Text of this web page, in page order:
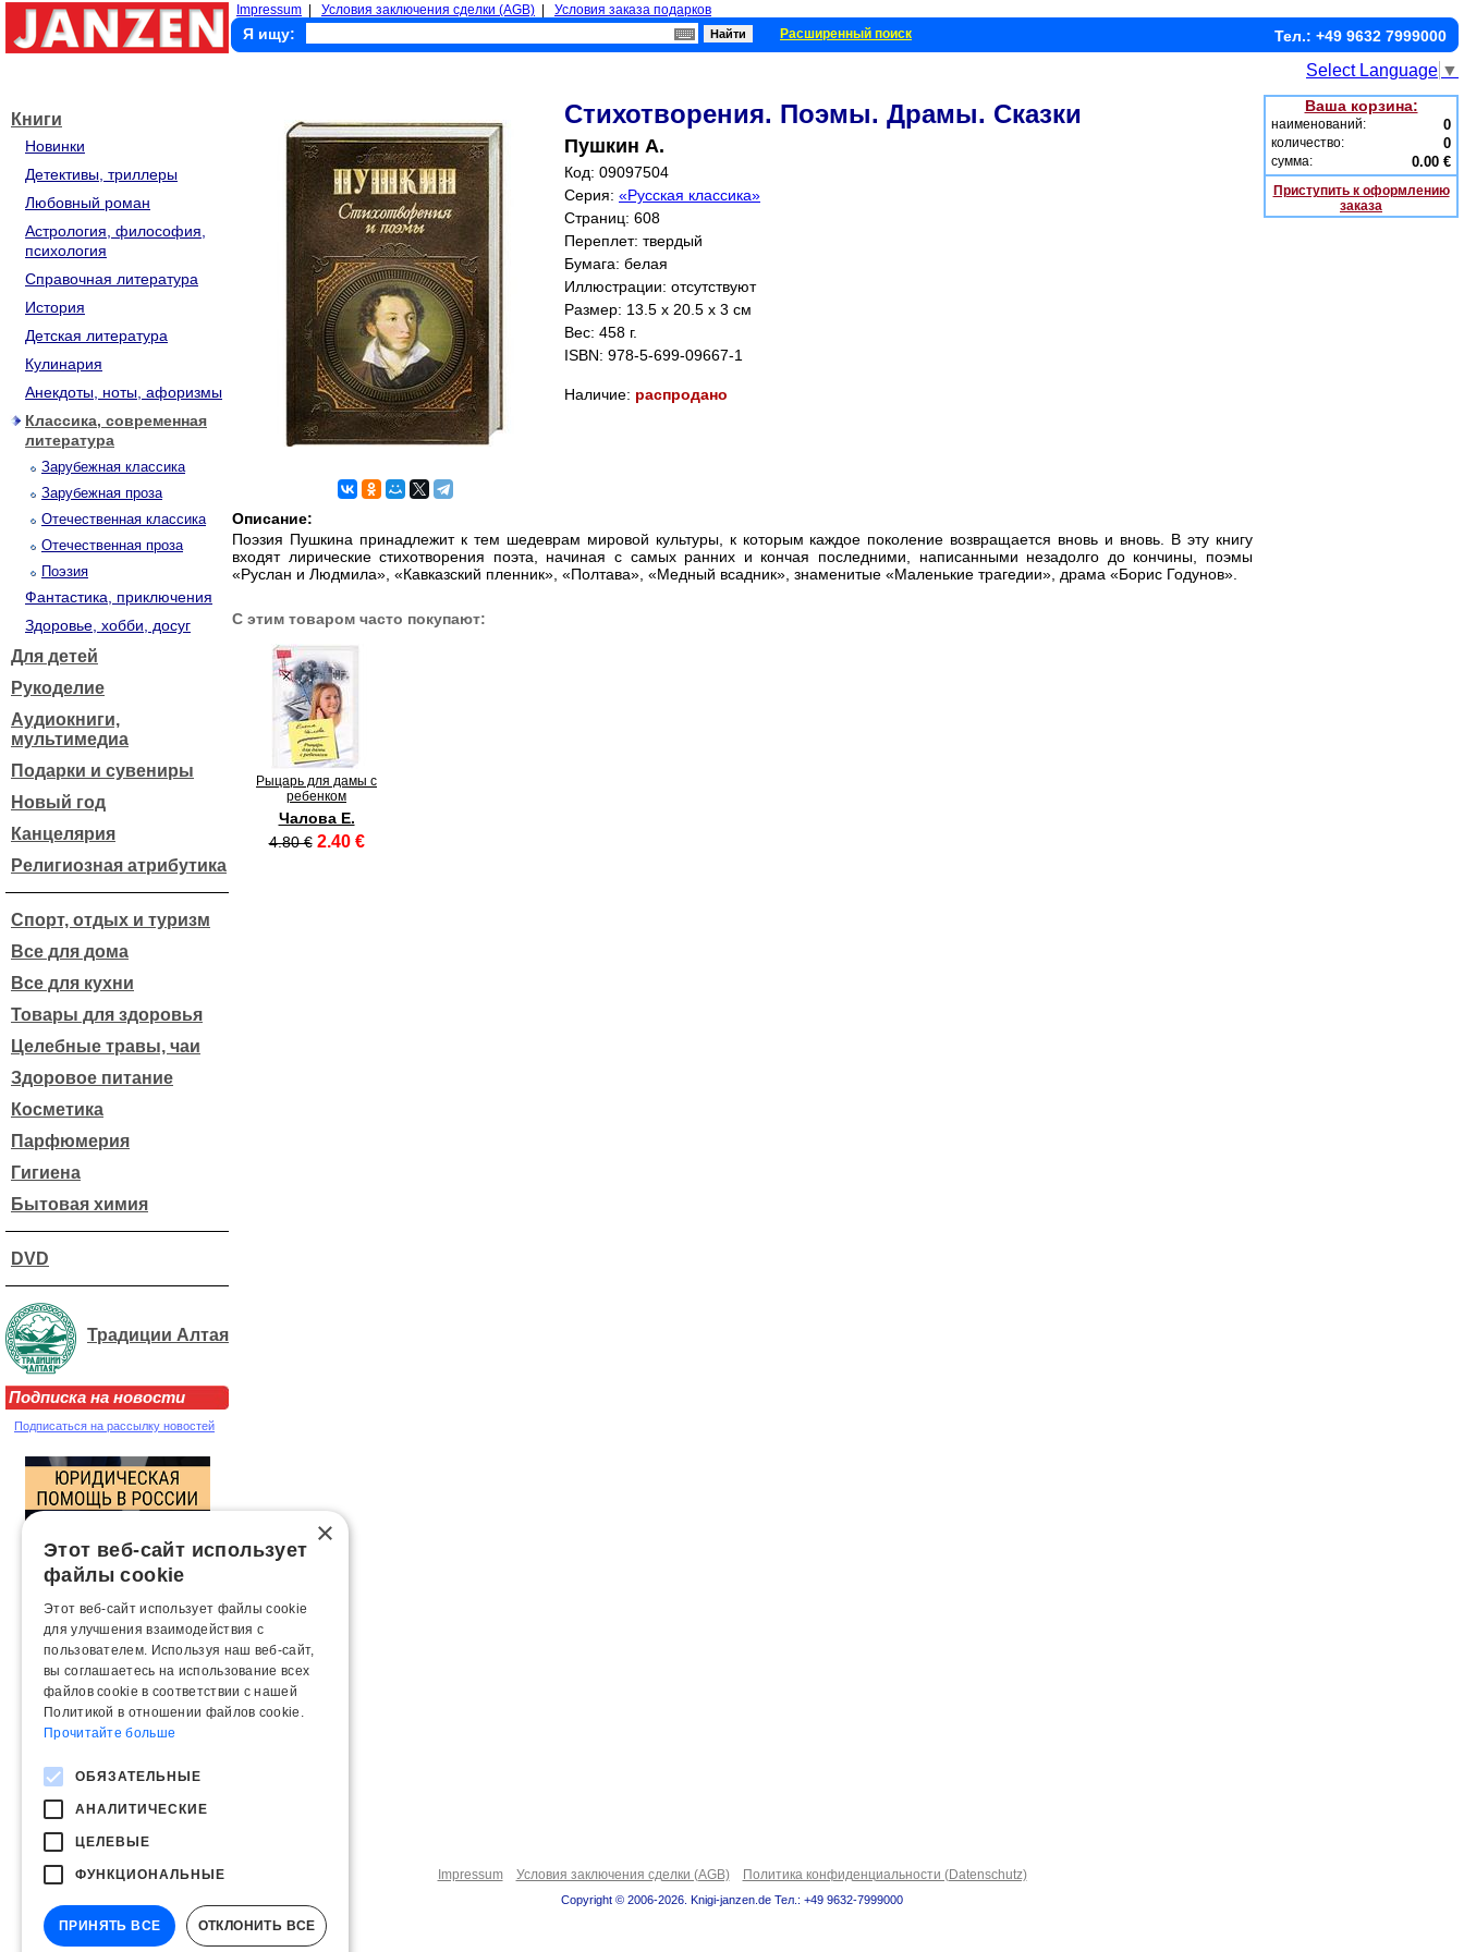
Impressum Условия заключения сделки (AGB) Условия заказа подарков
Я ищу: Расширенный поиск Тел.: +49 9632 7999000
Select Language ▼
Книги
Новинки
Детективы, триллеры
Любовный роман
Астрология, философия,
психология
Справочная литература
История
Детская литература
Кулинария
Анекдоты, ноты, афоризмы
Классика, современная
литература
Зарубежная классика
Зарубежная проза
Отечественная классика
Отечественная проза
Поэзия
Фантастика, приключения
Здоровье, хобби, досуг
Для детей
Рукоделие
Аудиокниги,
мультимедиа
Подарки и сувениры
Новый год
Канцелярия
Религиозная атрибутика
Спорт, отдых и туризм
Все для дома
Все для кухни
Товары для здоровья
Целебные травы, чаи
Здоровое питание
Косметика
Парфюмерия
Гигиена
Бытовая химия
DVD
Традиции Алтая
Подписка на новости
Подписаться на рассылку новостей
Стихотворения. Поэмы. Драмы. Сказки
Пушкин А.
Код: 09097504
Серия: «Русская классика»
Страниц: 608
Переплет: твердый
Бумага: белая
Иллюстрации: отсутствуют
Размер: 13.5 x 20.5 x 3 см
Вес: 458 г.
ISBN: 978-5-699-09667-1
Наличие: распродано
Описание:
Поэзия Пушкина принадлежит к тем шедеврам мировой культуры, к которым каждое поколение возвращается вновь и вновь. В эту книгу
входят лирические стихотворения поэта, начиная с самых ранних и кончая последними, написанными незадолго до кончины, поэмы
«Руслан и Людмила», «Кавказский пленник», «Полтава», «Медный всадник», знаменитые «Маленькие трагедии», драма «Борис Годунов».
С этим товаром часто покупают:
Рыцарь для дамы с
ребенком
Чалова Е.
4.80 € 2.40 €
Ваша корзина:
наименований: 0
количество: 0
сумма: 0.00 €
Приступить к оформлению
заказа
Impressum Условия заключения сделки (AGB) Политика конфиденциальности (Datenschutz)
Copyright © 2006-2026. Knigi-janzen.de Тел.: +49 9632-7999000
×
Этот веб-сайт использует
файлы cookie
Этот веб-сайт использует файлы cookie
для улучшения взаимодействия с
пользователем. Используя наш веб-сайт,
вы соглашаетесь на использование всех
файлов cookie в соответствии с нашей
Политикой в ​​отношении файлов cookie.
Прочитайте больше
ОБЯЗАТЕЛЬНЫЕ
АНАЛИТИЧЕСКИЕ
ЦЕЛЕВЫЕ
ФУНКЦИОНАЛЬНЫЕ
ПРИНЯТЬ ВСЕ ОТКЛОНИТЬ ВСЕ